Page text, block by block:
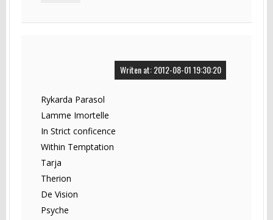
Writen at: 2012-08-01 19:30:20
Rykarda Parasol
Lamme Imortelle
In Strict conficence
Within Temptation
Tarja
Therion
De Vision
Psyche